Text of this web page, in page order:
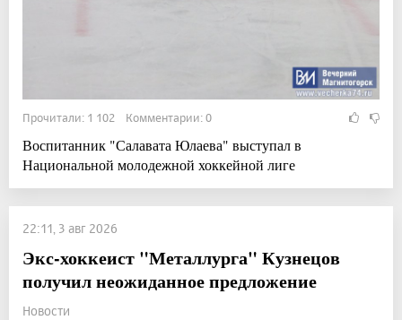
Прочитали: 1 102 Комментарии: 0
Воспитанник "Салавата Юлаева" выступал в
Национальной молодежной хоккейной лиге
22:11, 3 авг 2026
Экс-хоккеист "Металлурга" Кузнецов
получил неожиданное предложение
Новости